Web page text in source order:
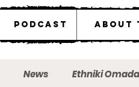
Podcast About
News Ethniki Omada